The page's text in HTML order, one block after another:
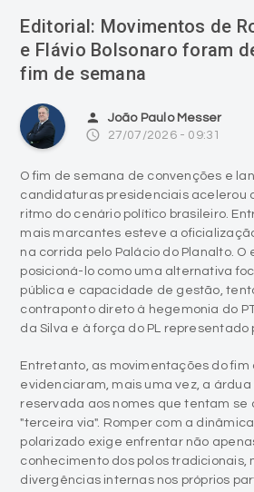
Editorial: Movimentos de
e Flávio Bolsonaro foram
fim de semana
person João Paulo Messer
access_time 27/07/2026 - 09:31
O fim de semana de convenções e
candidaturas presidenciais acelerou
ritmo do cenário político brasileiro.
mais marcantes esteve a
na corrida pelo Palácio do Planalto. O
posicioná-lo como uma alternativa
pública e capacidade de gestão,
contraponto direto à hegemonia do
da Silva e à força do PL representado
Entretanto, as movimentações do fim
evidenciaram, mais uma vez, a
reservada aos nomes que tentam se
"terceira via". Romper com a
polarizado exige enfrentar não
conhecimento dos polos tradicionais,
divergências internas nos próprios